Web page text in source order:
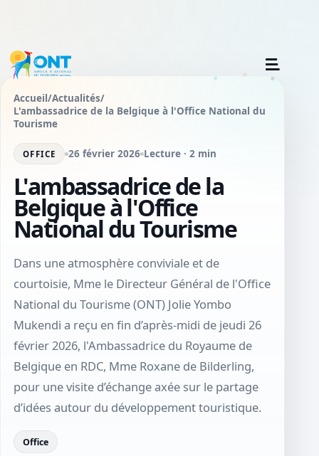
Accueil/Actualités/
L'ambassadrice de la Belgique à l'Office National du
Tourisme
OFFICE 26 février 2026 Lecture · 2 min
L'ambassadrice de la
Belgique à l'Office
National du Tourisme
Dans une atmosphère conviviale et de
courtoisie, Mme le Directeur Général de l'Office
National du Tourisme (ONT) Jolie Yombo
Mukendi a reçu en fin d’après‑midi de jeudi 26
février 2026, l'Ambassadrice du Royaume de
Belgique en RDC, Mme Roxane de Bilderling,
pour une visite d’échange axée sur le partage
d’idées autour du développement touristique.
Office